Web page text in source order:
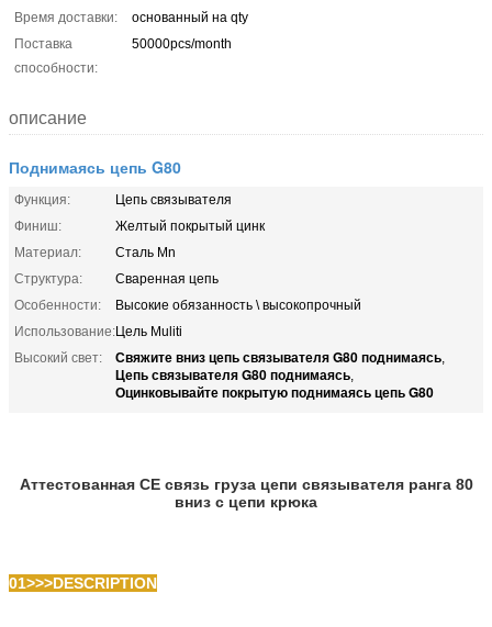
Время доставки:
основанный на qty
Поставка
способности:
50000pcs/month
описание
Поднимаясь цепь G80
Функция:
Цепь связывателя
Финиш:
Желтый покрытый цинк
Материал:
Сталь Mn
Структура:
Сваренная цепь
Особенности:
Высокие обязанность \ высокопрочный
Использование:Цель Muliti
Высокий свет:
Свяжите вниз цепь связывателя G80 поднимаясь,
Цепь связывателя G80 поднимаясь,
Оцинковывайте покрытую поднимаясь цепь G80
Аттестованная CE связь груза цепи связывателя ранга 80
вниз с цепи крюка
01>>>DESCRIPTION